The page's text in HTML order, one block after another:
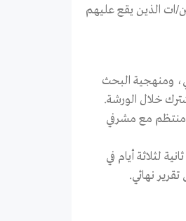
ات الذين يقع عليهم
ومنهجية البحث
خلال الورشة.
تواصل ُمنتظم مع مشرفي
لثلاثة أيام في
نهائي.